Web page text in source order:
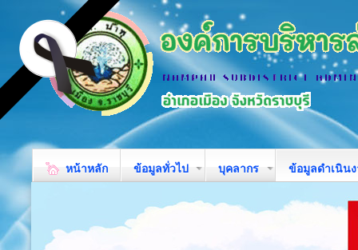
หน้าหลัก ข้อมูลทั่วไป บุคลากร ข้อมูลดำเนิน